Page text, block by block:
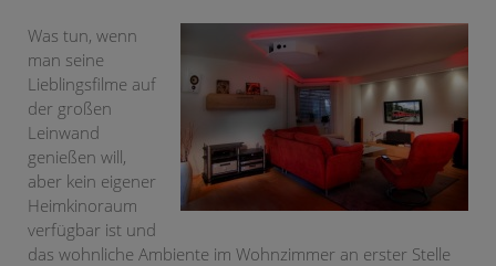
Was tun, wenn
man seine
Lieblingsfilme auf
der großen
Leinwand
genießen will,
aber kein eigener
Heimkinoraum
verfügbar ist und
das wohnliche Ambiente im Wohnzimmer an erster Stelle